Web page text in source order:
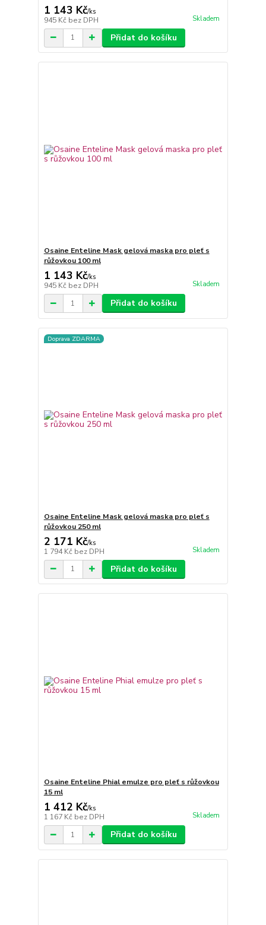
1 143 Kč/ks
945 Kč bez DPH Skladem
Přidat do košíku
Osaine Enteline Mask gelová maska pro pleť s
růžovkou 100 ml
1 143 Kč/ks
945 Kč bez DPH Skladem
Přidat do košíku
Doprava ZDARMA
Osaine Enteline Mask gelová maska pro pleť s
růžovkou 250 ml
2 171 Kč/ks
1 794 Kč bez DPH Skladem
Přidat do košíku
Osaine Enteline Phial emulze pro pleť s růžovkou
15 ml
1 412 Kč/ks
1 167 Kč bez DPH Skladem
Přidat do košíku